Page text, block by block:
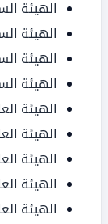
الهيئة
الهيئة
الهيئة
الهيئة
الهيئة
الهيئة
الهيئة
الهيئة
الهيئة